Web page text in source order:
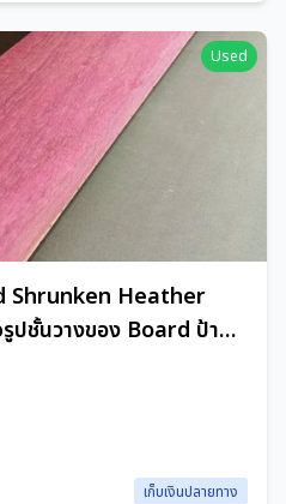
Used
Shrunken Heather
ชั้นวางของ Board ป้าย
งดนตรี Precious Wood
เก็บเงินปลายทาง